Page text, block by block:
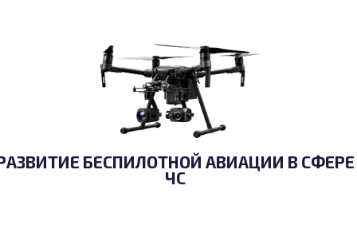
БЕСПИЛОТНОЙ АВИАЦИИ В СФЕРЕ
ЧС